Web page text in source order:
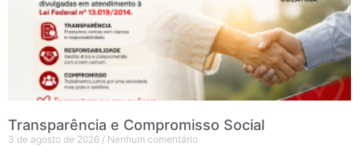
Transparência e Compromisso Social
3 de agosto de 2026 Nenhum comentário